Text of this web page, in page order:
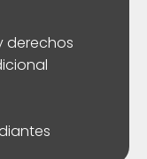
derechos